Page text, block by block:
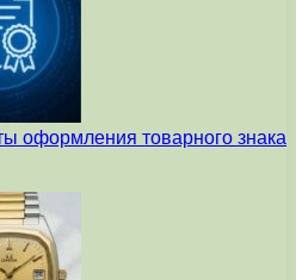
оформления товарного знака